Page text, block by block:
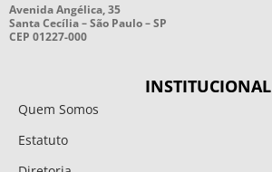
Avenida Angélica, 35
Santa Cecília – São Paulo – SP
CEP 01227-000
INSTITUCIONAL
Quem Somos
Estatuto